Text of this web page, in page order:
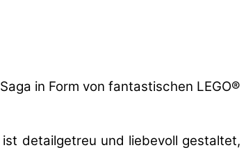
in Form von fantastischen LEGO®
detailgetreu und liebevoll gestaltet,